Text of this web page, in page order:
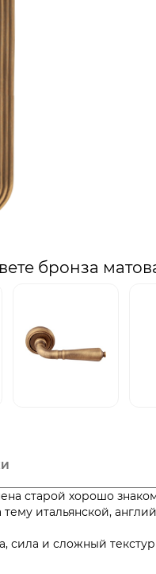
бронза
старой хорошо
итальянской,
сила и сложный